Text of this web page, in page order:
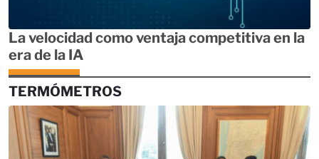
La velocidad como ventaja competitiva en la
era de la IA
TERMÓMETROS